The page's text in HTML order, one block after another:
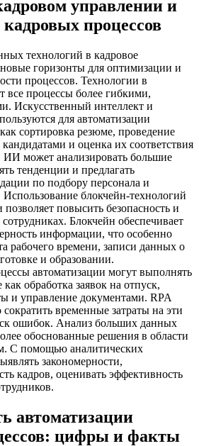
управлении и
процессов
технологий в кадровое
горизонты для оптимизации и
процессов. Технологии в
все процессы более гибкими,
Искусственный интеллект и
для автоматизации
сортировка резюме, проведение
и оценка их соответствия
ИИ может анализировать большие
тенденции и предлагать
по подбору персонала и
блокчейн-технологий
повысить безопасность и
Блокчейн обеспечивает
информации, что особенно
рабочего времени, записи данных о
и образовании.
автоматизации могут выполнять
обработка заявок на отпуск,
и управление документами. RPA
временные затраты на эти
ошибок. Анализ больших данных
обоснованные решения в области
С помощью аналитических
закономерности,
кадров, оценивать эффективность
автоматизации
цифры и факты